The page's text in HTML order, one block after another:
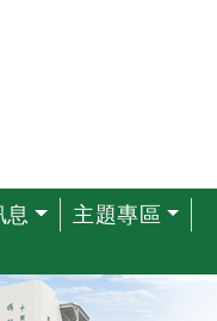
息
主題專區